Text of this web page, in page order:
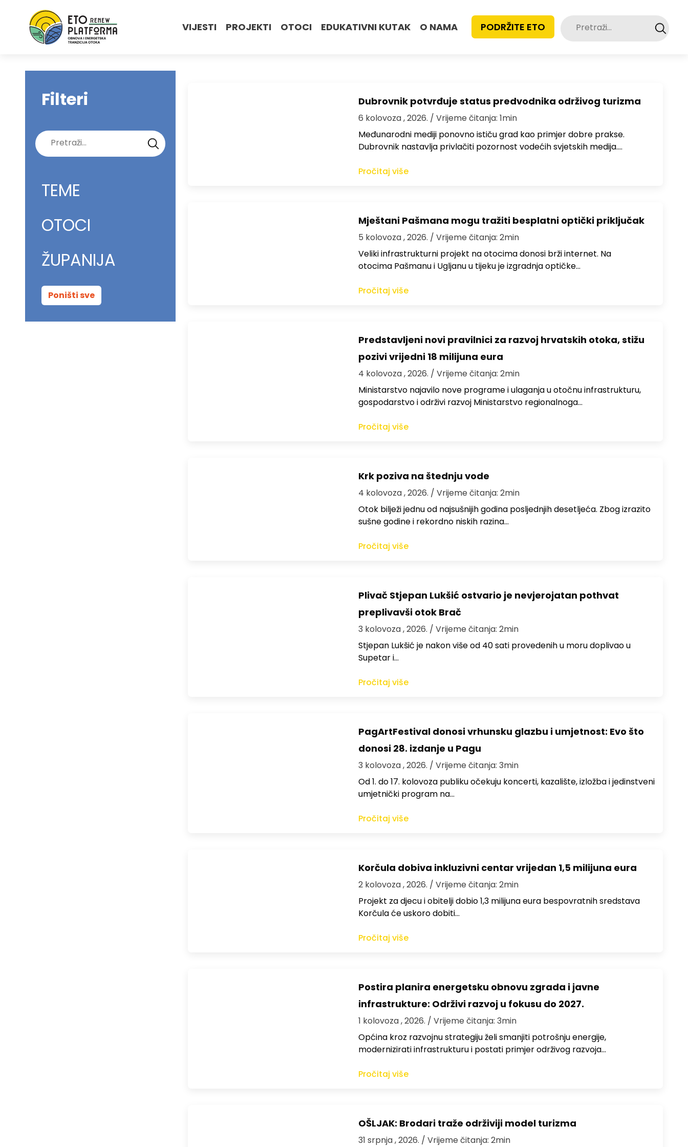
VIJESTI PROJEKTI OTOCI EDUKATIVNI KUTAK O NAMA PODRŽITE ETO Pretraži:
Filteri
Pretraži:
TEME
OTOCI
ŽUPANIJA
Poništi sve
Dubrovnik potvrđuje status predvodnika održivog turizma
6 kolovoza , 2026. / Vrijeme čitanja: 1min
Međunarodni mediji ponovno ističu grad kao primjer dobre prakse.
Dubrovnik nastavlja privlačiti pozornost vodećih svjetskih medija.…
Pročitaj više
Mještani Pašmana mogu tražiti besplatni optički priključak
5 kolovoza , 2026. / Vrijeme čitanja: 2min
Veliki infrastrukturni projekt na otocima donosi brži internet. Na
otocima Pašmanu i Ugljanu u tijeku je izgradnja optičke…
Pročitaj više
Predstavljeni novi pravilnici za razvoj hrvatskih otoka, stižu
pozivi vrijedni 18 milijuna eura
4 kolovoza , 2026. / Vrijeme čitanja: 2min
Ministarstvo najavilo nove programe i ulaganja u otočnu infrastrukturu,
gospodarstvo i održivi razvoj Ministarstvo regionalnoga…
Pročitaj više
Krk poziva na štednju vode
4 kolovoza , 2026. / Vrijeme čitanja: 2min
Otok bilježi jednu od najsušnijih godina posljednjih desetljeća. Zbog izrazito
sušne godine i rekordno niskih razina…
Pročitaj više
Plivač Stjepan Lukšić ostvario je nevjerojatan pothvat
preplivavši otok Brač
3 kolovoza , 2026. / Vrijeme čitanja: 2min
St​jepan Lukšić je nakon više od 40 sati provedenih u moru doplivao u
Supetar i…
Pročitaj više
PagArtFestival donosi vrhunsku glazbu i umjetnost: Evo što
donosi 28. izdanje u Pagu
3 kolovoza , 2026. / Vrijeme čitanja: 3min
Od 1. do 17. kolovoza publiku očekuju koncerti, kazalište, izložba i jedinstveni
umjetnički program na…
Pročitaj više
Korčula dobiva inkluzivni centar vrijedan 1,5 milijuna eura
2 kolovoza , 2026. / Vrijeme čitanja: 2min
Projekt za djecu i obitelji dobio 1,3 milijuna eura bespovratnih sredstava
Korčula će uskoro dobiti…
Pročitaj više
Postira planira energetsku obnovu zgrada i javne
infrastrukture: Održivi razvoj u fokusu do 2027.
1 kolovoza , 2026. / Vrijeme čitanja: 3min
Općina kroz razvojnu strategiju želi smanjiti potrošnju energije,
modernizirati infrastrukturu i postati primjer održivog razvoja…
Pročitaj više
OŠLJAK: Brodari traže održiviji model turizma
31 srpnja , 2026. / Vrijeme čitanja: 2min